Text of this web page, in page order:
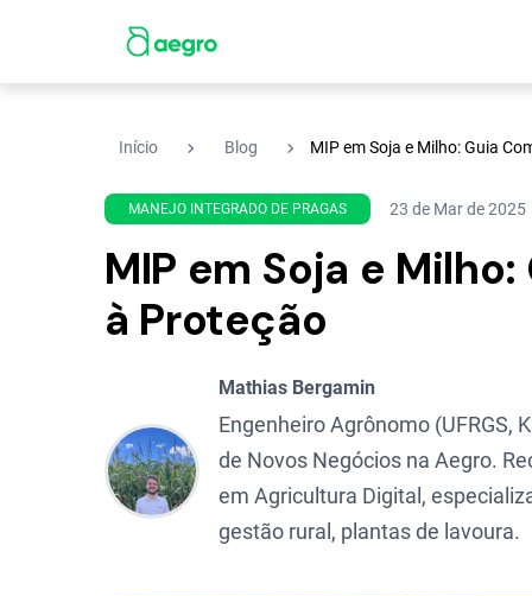
Início navigate_next Blog navigate_next MIP em Soja e Milho: Guia
MANEJO INTEGRADO DE PRAGAS 23 de Mar de 2025
MIP em Soja e
à Proteção
Mathias Bergamin
Engenheiro Agrônomo (UFRGS,
de Novos Negócios na Aegro.
em Agricultura Digital,
gestão rural, plantas de lavoura.